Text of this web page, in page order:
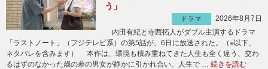
う」
ドラマ
2026年8月7日
内田有紀と寺西拓人がダブル主演するドラマ
「ラストノート」（フジテレビ系）の第5話が、6日に放送された。（※以下、
ネタバレを含みます） 本作は、環境も積み重ねてきた人生も全く違う、交わ
るはずのなかった歳の差の男女が静かに引かれ合い、人生で … 続きを読む